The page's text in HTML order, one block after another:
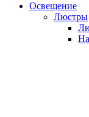
Освещение
Люстры